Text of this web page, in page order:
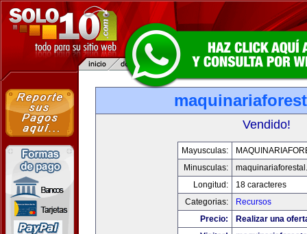
Vendido!
Mayusculas:
Minusculas:
Longitud:
18 caracteres
Categorias:
Recursos
Precio:
Realizar una